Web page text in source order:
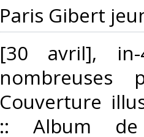
‎Paris Gibert
‎[30 avril],
nombreuses
Couverture
:: Album